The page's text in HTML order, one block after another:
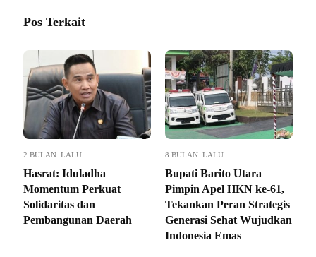
Pos Terkait
2 BULAN LALU
Hasrat: Iduladha
Momentum Perkuat
Solidaritas dan
Pembangunan Daerah
8 BULAN LALU
Bupati Barito Utara
Pimpin Apel HKN ke-61,
Tekankan Peran Strategis
Generasi Sehat Wujudkan
Indonesia Emas